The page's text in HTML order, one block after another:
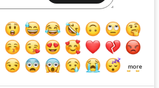
more